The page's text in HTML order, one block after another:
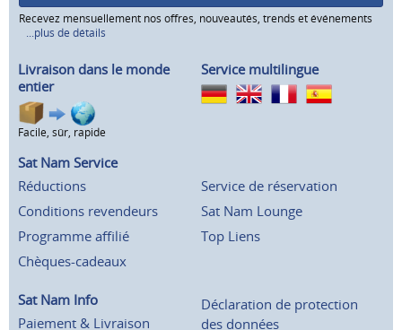
Recevez mensuellement nos offres, nouveautés, trends et événements
...plus de détails
Livraison dans le monde
entier
Facile, sûr, rapide
Service multilingue
Sat Nam Service
Réductions
Conditions revendeurs
Programme affilié
Chèques-cadeaux
Service de réservation
Sat Nam Lounge
Top Liens
Sat Nam Info
Paiement & Livraison
Déclaration de protection
des données